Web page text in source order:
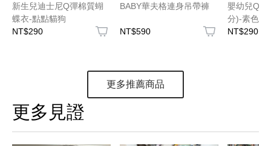
新生兒迪士尼Q彈棉質蝴
蝶衣-點點貓狗
NT$290
BABY華夫格連身吊帶褲
NT$590
嬰幼兒Q彈
分)-素色
NT$290
更多推薦商品
更多見證